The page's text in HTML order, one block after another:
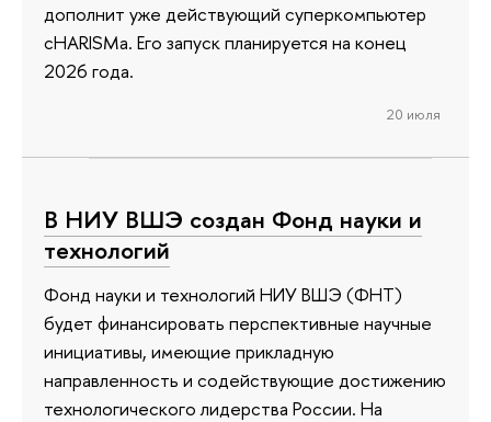
дополнит уже действующий суперкомпьютер
cHARISMa. Его запуск планируется на конец
2026 года.
20 июля
В НИУ ВШЭ создан Фонд науки и
технологий
Фонд науки и технологий НИУ ВШЭ (ФНТ)
будет финансировать перспективные научные
инициативы, имеющие прикладную
направленность и содействующие достижению
технологического лидерства России. На